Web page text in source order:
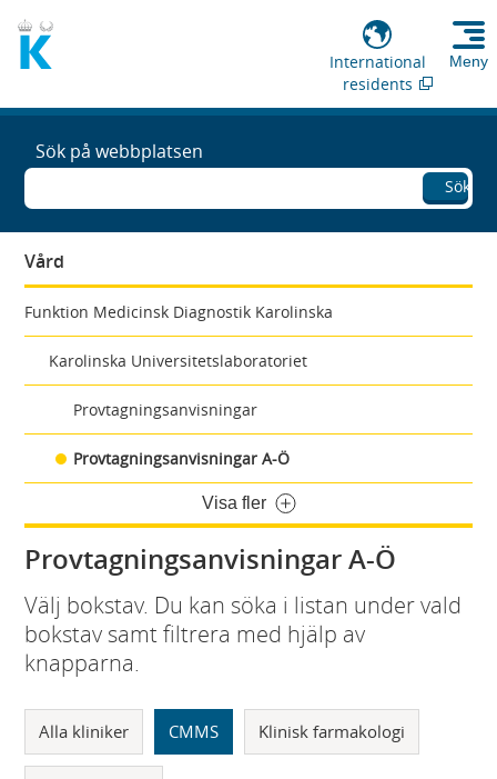
International
residents
Meny
Sök på webbplatsen
Sök
Vård
Funktion Medicinsk Diagnostik Karolinska
Karolinska Universitetslaboratoriet
Provtagningsanvisningar
Provtagningsanvisningar A-Ö
Visa fler
Provtagningsanvisningar A-Ö
Välj bokstav. Du kan söka i listan under vald
bokstav samt filtrera med hjälp av
knapparna.
Alla kliniker CMMS Klinisk farmakologi